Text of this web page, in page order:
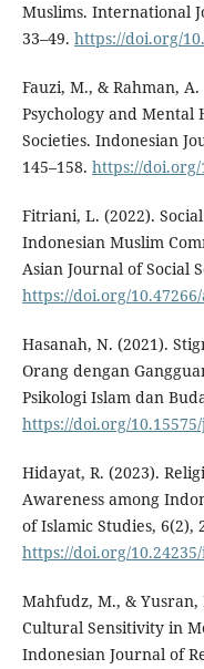
Muslims. International
33–49. https://doi.org/
Fauzi, M., & Rahman,
Psychology and
Societies. Indonesian
145–158. https://doi.org/
Fitriani, L. (2022).
Indonesian Muslim
Asian Journal of Social
https://doi.org/
Hasanah, N. (2021).
Orang dengan
Psikologi Islam dan
https://doi.org/
Hidayat, R. (2023).
Awareness among
of Islamic Studies, 6(2),
https://doi.org/
Mahfudz, M., & Yusran,
Cultural Sensitivity in
Indonesian Journal of